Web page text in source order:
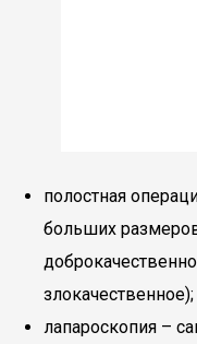
полостная
больших
злокачественное);
лапароскопия –